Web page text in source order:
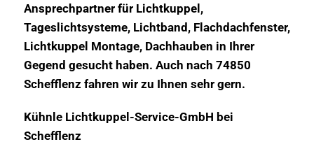
Ansprechpartner für Lichtkuppel,
Tageslichtsysteme, Lichtband, Flachdachfenster,
Lichtkuppel Montage, Dachhauben in Ihrer
Gegend gesucht haben. Auch nach 74850
Schefflenz fahren wir zu Ihnen sehr gern.
Kühnle Lichtkuppel-Service-GmbH bei
Schefflenz